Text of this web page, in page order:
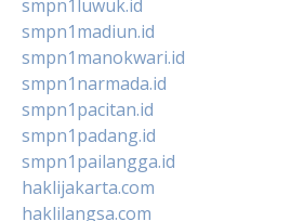
smpn1luwuk.id
smpn1madiun.id
smpn1manokwari.id
smpn1narmada.id
smpn1pacitan.id
smpn1padang.id
smpn1pailangga.id
haklijakarta.com
haklilangsa.com